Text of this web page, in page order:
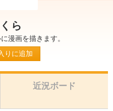
ら
漫画を描きます。
りに追加
近況ボード